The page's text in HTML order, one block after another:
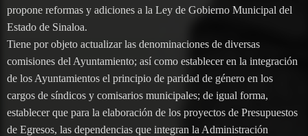
propone reformas y adiciones a la Ley de Gobierno Municipal del
Estado de Sinaloa.
Tiene por objeto actualizar las denominaciones de diversas
comisiones del Ayuntamiento; así como establecer en la integración
de los Ayuntamientos el principio de paridad de género en los
cargos de síndicos y comisarios municipales; de igual forma,
establecer que para la elaboración de los proyectos de Presupuestos
de Egresos, las dependencias que integran la Administración